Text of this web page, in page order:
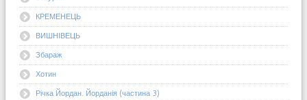
КРЕМЕНЕЦЬ
ВИШНІВЕЦЬ
Збараж
Хотин
Річка Йордан. Йорданія (частина 3)